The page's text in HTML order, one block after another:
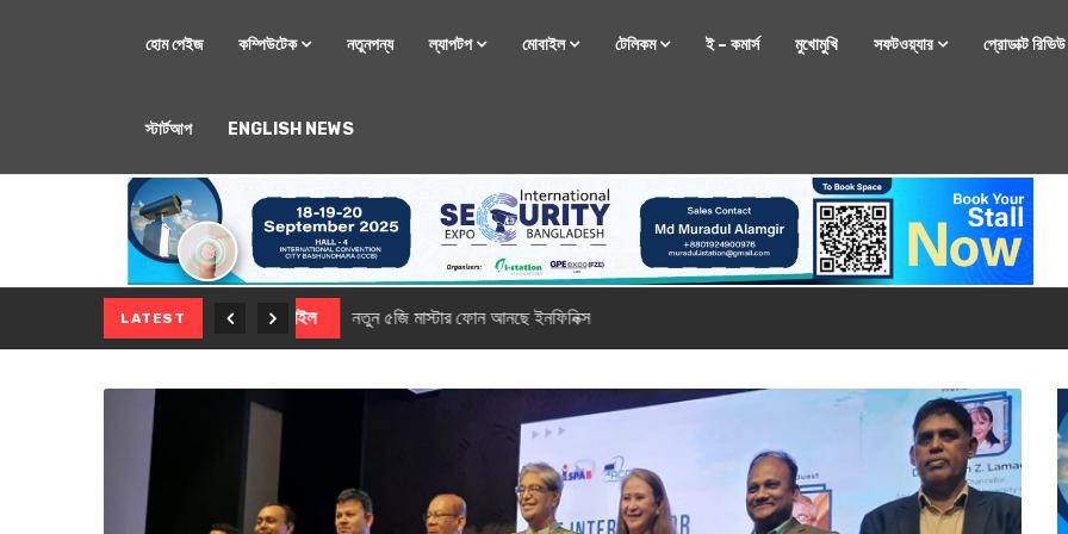
হোম পেইজ কম্পিউটেক নতুনপন্য ল্যাপটপ মোবাইল টেলিকম ই – কমার্স মুখোমুখি সফটওয়্যার প্রোডাক্ট রিভিউ
স্টার্টআপ ENGLISH NEWS
LATEST মোবাইল নতুন সি-সিরিজ স্মার্টফোন নিয়ে আসছে রিয়েলমি